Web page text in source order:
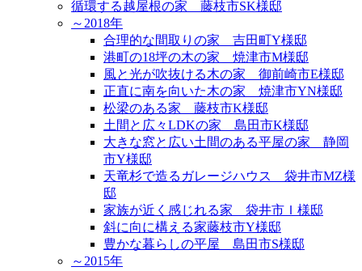
循環する越屋根の家 藤枝市SK様邸
～2018年
合理的な間取りの家 吉田町Y様邸
港町の18坪の木の家 焼津市M様邸
風と光が吹抜ける木の家 御前崎市E様邸
正直に南を向いた木の家 焼津市YN様邸
松梁のある家 藤枝市K様邸
土間と広々LDKの家 島田市K様邸
大きな窓と広い土間のある平屋の家 静岡
市Y様邸
天竜杉で造るガレージハウス 袋井市MZ様
邸
家族が近く感じれる家 袋井市Ｉ様邸
斜に向に構える家藤枝市Y様邸
豊かな暮らしの平屋 島田市S様邸
～2015年